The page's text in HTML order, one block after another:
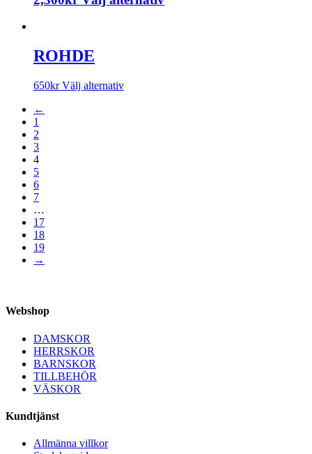
ROHDE
650kr Välj alternativ
←
1
2
3
4
5
6
7
…
17
18
19
→
Webshop
DAMSKOR
HERRSKOR
BARNSKOR
TILLBEHÖR
VÄSKOR
Kundtjänst
Allmänna villkor